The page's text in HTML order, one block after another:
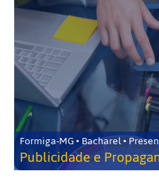
Formiga-MG • Bacharel •
Publicidade e